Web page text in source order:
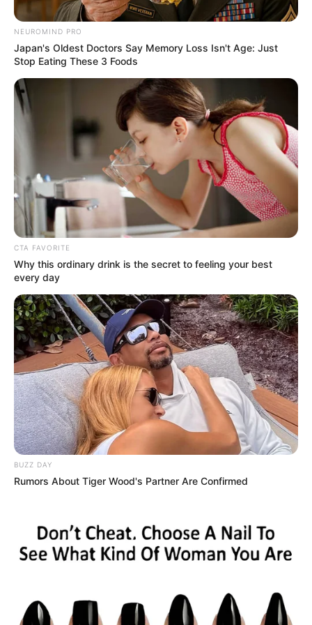
PostedFriss hírek
FRISS!! 1 perce érkezett! Magyar
Pétert durván megverték.. – ITT
vannak a drámai részletek:
NEUROMIND PRO
Japan's Oldest Doctors Say Memory Loss Isn't Age: Just
Stop Eating These 3 Foods
CTA FAVORITE
Why this ordinary drink is the secret to feeling your best
every day
BUZZ DAY
Rumors About Tiger Wood's Partner Are Confirmed